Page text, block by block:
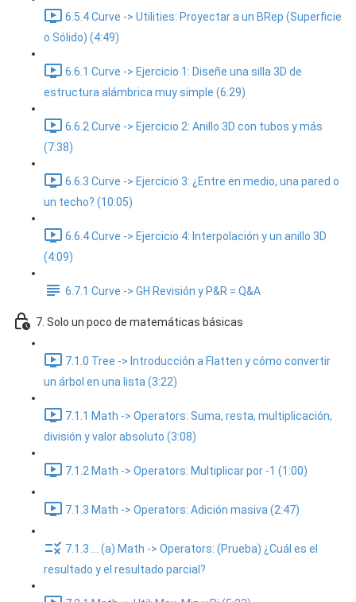
6.5.4 Curve -> Utilities: Proyectar a un BRep (Superficie
o Sólido) (4:49)
6.6.1 Curve -> Ejercicio 1: Diseñe una silla 3D de
estructura alámbrica muy simple (6:29)
6.6.2 Curve -> Ejercicio 2: Anillo 3D con tubos y más
(7:38)
6.6.3 Curve -> Ejercicio 3: ¿Entre en medio, una pared o
un techo? (10:05)
6.6.4 Curve -> Ejercicio 4: Interpolación y un anillo 3D
(4:09)
6.7.1 Curve -> GH Revisión y P&R = Q&A
7. Solo un poco de matemáticas básicas
7.1.0 Tree -> Introducción a Flatten y cómo convertir
un árbol en una lista (3:22)
7.1.1 Math -> Operators: Suma, resta, multiplicación,
división y valor absoluto (3:08)
7.1.2 Math -> Operators: Multiplicar por -1 (1:00)
7.1.3 Math -> Operators: Adición masiva (2:47)
7.1.3 ... (a) Math -> Operators: (Prueba) ¿Cuál es el
resultado y el resultado parcial?